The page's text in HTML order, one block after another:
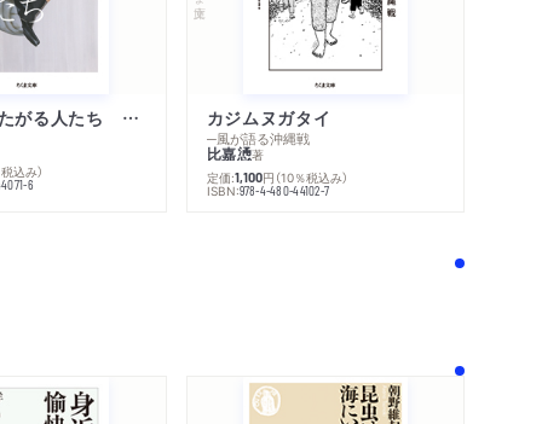
不幸になりたがる人たち 増補新版
込み）
6
カジムヌガタイ
─風が語る沖縄戦
比嘉慂著
定価:1,100円 （10％税込み）
ISBN:978-4-480-44102-7